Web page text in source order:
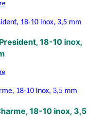
18-10 inox,
18-10 inox, 3,5